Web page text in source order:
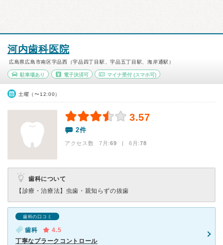
河内歯科医院
広島県広島市南区宇品西（宇品四丁目駅、宇品五丁目駅、海岸通駅）
駐車場あり 電子決済可 マイナ受付 (スマホ可)
土曜（〜12:00）
3.57
2件
アクセス数 7月:69 | 6月:78
歯科について
【診療・治療法】 虫歯・親知らずの抜歯
歯科の口コミ
歯科
4.5
丁寧なプラークコントロール